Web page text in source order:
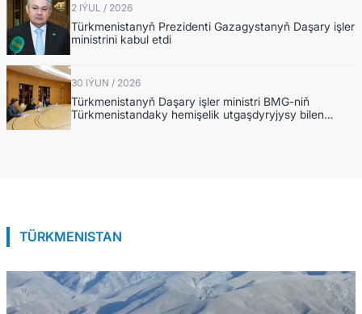
2 IÝUL / 2026
Türkmenistanyň Prezidenti Gazagystanyň Daşary işler
ministrini kabul etdi
30 IÝUN / 2026
Türkmenistanyň Daşary işler ministri BMG-niň
Türkmenistandaky hemişelik utgaşdyryjysy bilen
duşuşyk geçirdi
TÜRKMENISTAN